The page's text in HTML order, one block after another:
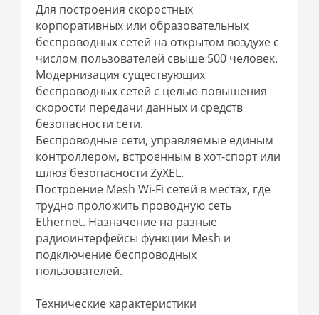
Для построения скоростных
корпоративных или образовательных
беспроводных сетей на открытом воздухе с
числом пользователей свыше 500 человек.
Модернизация существующих
беспроводных сетей с целью повышения
скорости передачи данных и средств
безопасности сети.
Беспроводные сети, управляемые единым
контроллером, встроенным в хот-спорт или
шлюз безопасности ZyXEL.
Построение Mesh Wi-Fi сетей в местах, где
трудно проложить проводную сеть
Ethernet. Назначение на разные
радиоинтерфейсы функции Mesh и
подключение беспроводных
пользователей.
Технические характеристики